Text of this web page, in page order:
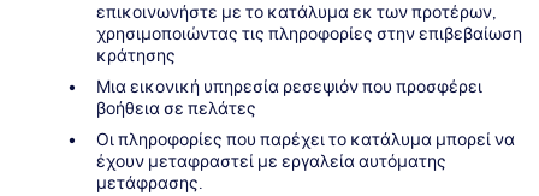
επικοινωνήστε με το κατάλυμα εκ των προτέρων,
χρησιμοποιώντας τις πληροφορίες στην επιβεβαίωση
κράτησης
Μια εικονική υπηρεσία ρεσεψιόν που προσφέρει
βοήθεια σε πελάτες
Οι πληροφορίες που παρέχει το κατάλυμα μπορεί να
έχουν μεταφραστεί με εργαλεία αυτόματης
μετάφρασης.